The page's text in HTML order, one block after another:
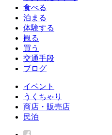
食べる
泊まる
体験する
観る
買う
交通手段
ブログ
イベント
うくちゃり
商店・販売店
民泊